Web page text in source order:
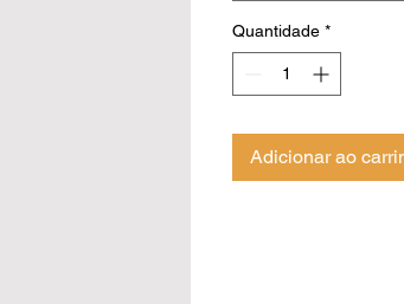
Quantidade *
Adicionar ao